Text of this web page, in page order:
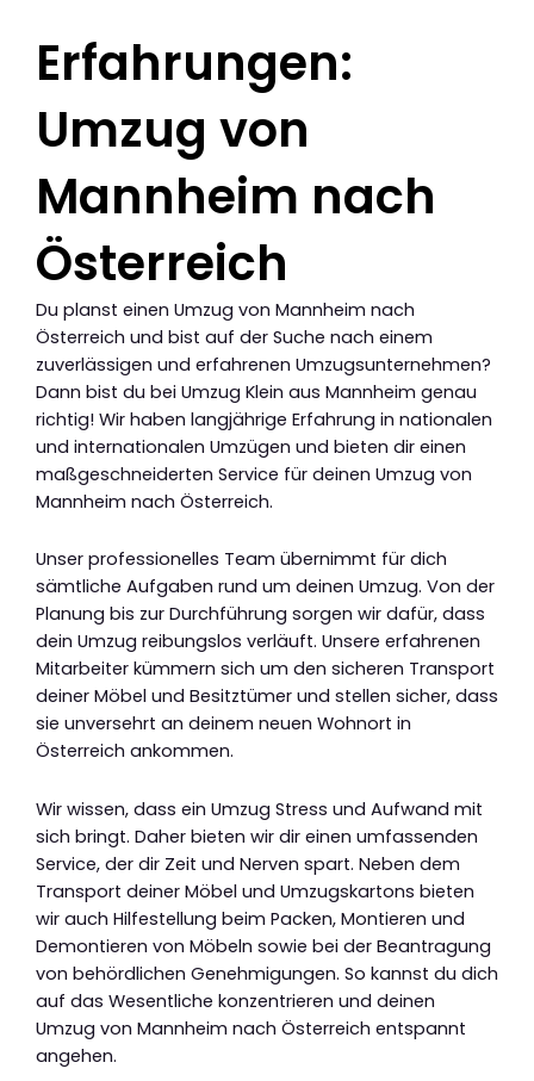
Erfahrungen:
Umzug von
Mannheim nach
Österreich
Du planst einen Umzug von Mannheim nach
Österreich und bist auf der Suche nach einem
zuverlässigen und erfahrenen Umzugsunternehmen?
Dann bist du bei Umzug Klein aus Mannheim genau
richtig! Wir haben langjährige Erfahrung in nationalen
und internationalen Umzügen und bieten dir einen
maßgeschneiderten Service für deinen Umzug von
Mannheim nach Österreich.
Unser professionelles Team übernimmt für dich
sämtliche Aufgaben rund um deinen Umzug. Von der
Planung bis zur Durchführung sorgen wir dafür, dass
dein Umzug reibungslos verläuft. Unsere erfahrenen
Mitarbeiter kümmern sich um den sicheren Transport
deiner Möbel und Besitztümer und stellen sicher, dass
sie unversehrt an deinem neuen Wohnort in
Österreich ankommen.
Wir wissen, dass ein Umzug Stress und Aufwand mit
sich bringt. Daher bieten wir dir einen umfassenden
Service, der dir Zeit und Nerven spart. Neben dem
Transport deiner Möbel und Umzugskartons bieten
wir auch Hilfestellung beim Packen, Montieren und
Demontieren von Möbeln sowie bei der Beantragung
von behördlichen Genehmigungen. So kannst du dich
auf das Wesentliche konzentrieren und deinen
Umzug von Mannheim nach Österreich entspannt
angehen.